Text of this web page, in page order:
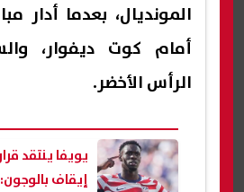
المونديال، بعدما أدار
أمام كوت ديفوار،
الرأس الأخضر.
يويفا ينتقد
إيقاف